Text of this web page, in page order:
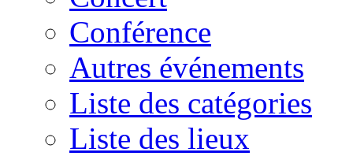
Conférence
Autres événements
Liste des catégories
Liste des lieux